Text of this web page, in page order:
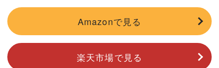
Amazonで見る
楽天市場で見る